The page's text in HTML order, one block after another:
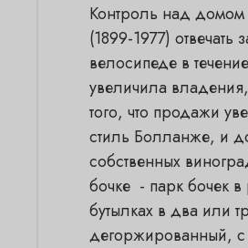
Контроль над
(1899-1977)
велосипеде в
увеличила
того, что продажи
стиль Болланже, и
собственных
бочке - парк бочек
бутылках в два или
дегоржированный,